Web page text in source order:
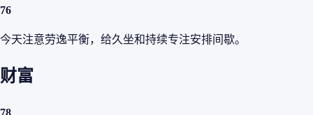
76
今天注意劳逸平衡，给久坐和持续专注安排间歇。
财富